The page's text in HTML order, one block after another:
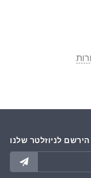
הירשם לניוזלטר שלנו